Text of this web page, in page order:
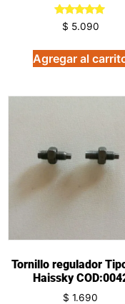
Valorado
en
de 5
$ 5.090
Agregar al
Tornillo regulador
Haissky
$ 1.690